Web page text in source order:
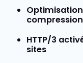
HTTP/3
sites